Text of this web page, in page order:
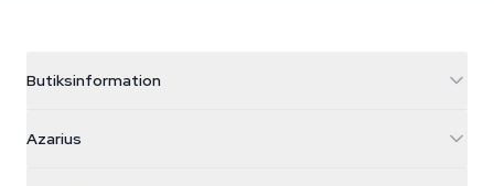
Butiksinformation
Galvaniweg 11
Azarius